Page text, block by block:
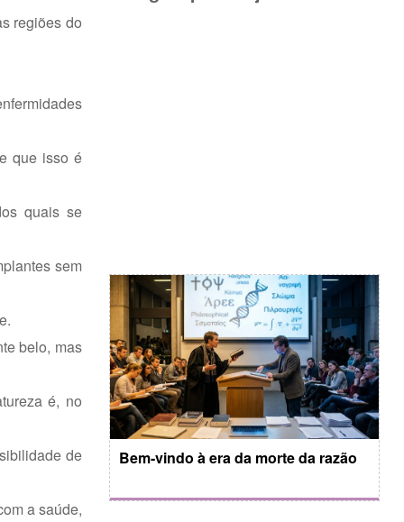
regiões do
que isso é
quais se
sem
belo, mas
é, no
de
a saúde,
Bem-vindo à era da morte da razão